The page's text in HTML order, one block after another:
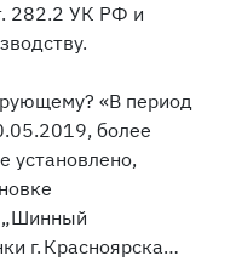
282.2 УК РФ и
«В период
более
установлено,
„Шинный
г. Красноярска…